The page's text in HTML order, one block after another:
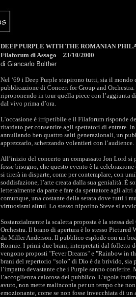
DEEP PURPLE WITH THE ROMANIAN
Filaforum di Assago – 23/10/2000
di Giancarlo Bolther
Nel ‘69 i Deep Purple stupirono tutti, sia il
pubblicazione di Concert for Group and
riproponendo in tour quella piece con l’aggiunta
dal vivo prima d’ora.
L’occasione è irripetibile e il Filaforum risponde
ritardato per consentire agli spettatori di entrare.
annullando ben quattro salti generazionali, un
apprezzarlo, scherzando volentieri con l’audience.
All’inizio del concerto un compassato Jon Lord si
fosse bisogno, che questo evento è la
si tirerà in disparte, come per contemplare, con
soddisfazione, l’arte creata dalla sua genialità. È
letteralmente da parte e fare da spettatore agli
comunque, una costante della serata dove tutti i
virtuosismi altrui. Lo stesso nipotino Steve si
Sostanzialmente la scaletta proposta è la stessa
Orchestra. Il brano di apertura è lo stesso
da Miller Anderson. Il pubblico esplode con un
Ronnie. I primi due brani, interpretati dal folletto
vengono proposti "Fever Dreams" e "Rainbow in
brani del repertorio “solo” di Dio è da brivido, sia
l’impatto devastante che i Purple sanno
l’accoglienza calorosa del pubblico. L’ugola
avuto, non mette malinconia per un tempo che
emozionante, come se non fosse invecchiata di un